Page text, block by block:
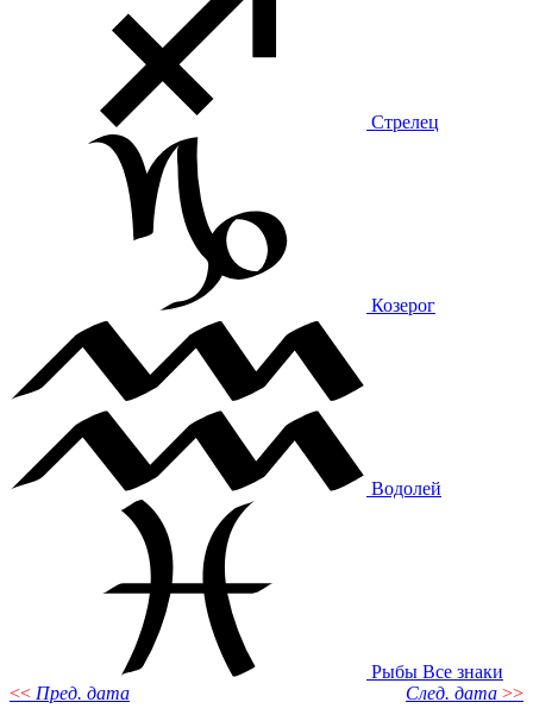
Стрелец
Козерог
Водолей
Рыбы Все знаки
<< Пред. дата След. дата >>